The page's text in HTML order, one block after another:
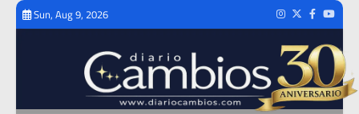
Skip
Sun, Aug 9, 2026 Instagram
TwitterFacebook